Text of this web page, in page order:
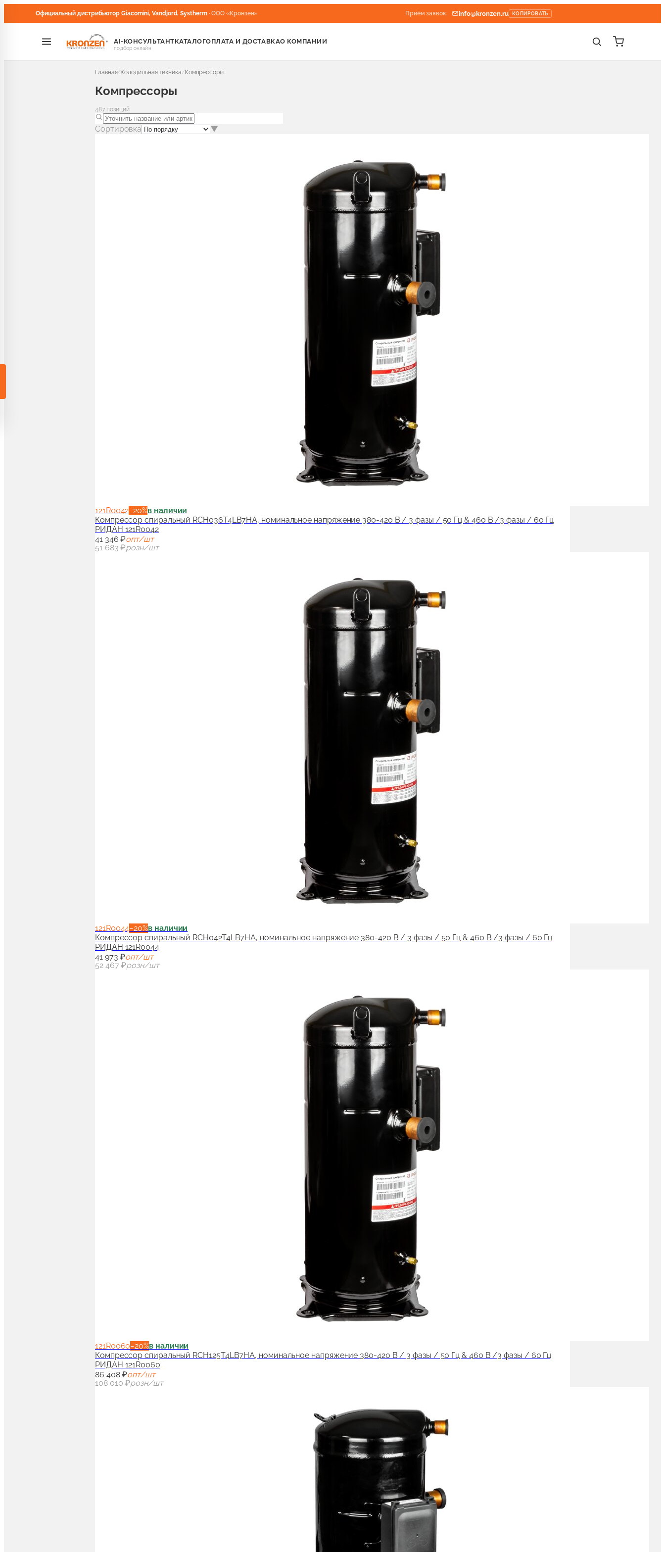
Официальный дистрибьютор Giacomini, Vandjord, Systherm · ООО «Кронзен» Приём заявок: info@kronzen.ru КОПИРОВАТЬ
AI-КОНСУЛЬТАНТ
подбор онлайн
КАТАЛОГОПЛАТА И ДОСТАВКАО КОМПАНИИ
Главная/Холодильная техника/Компрессоры
Компрессоры
487позиций
Сортировка ▼
121R0042−20%в наличии
Компрессор спиральный RCH036T4LB7HA, номинальное напряжение 380-420 В / 3 фазы / 50 Гц & 460 В /3 фазы / 60 Гц
РИДАН 121R0042
41 346 ₽опт/шт
51 683 ₽розн/шт
121R0044−20%в наличии
Компрессор спиральный RCH042T4LB7HA, номинальное напряжение 380-420 В / 3 фазы / 50 Гц & 460 В /3 фазы / 60 Гц
РИДАН 121R0044
41 973 ₽опт/шт
52 467 ₽розн/шт
121R0060−20%в наличии
Компрессор спиральный RCH125T4LB7HA, номинальное напряжение 380-420 В / 3 фазы / 50 Гц & 460 В /3 фазы / 60 Гц
РИДАН 121R0060
86 408 ₽опт/шт
108 010 ₽розн/шт